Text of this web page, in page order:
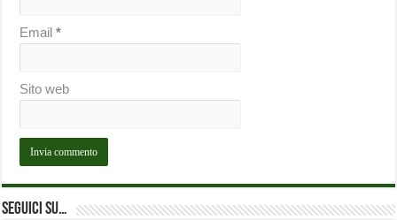
Email*
Sito web
Seguici su…